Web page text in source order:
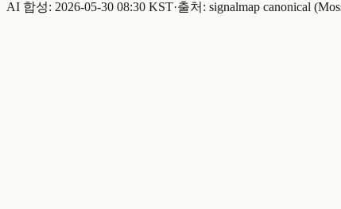
AI 합성: 2026-05-30 08:30 KST·출처: signalmap canonical